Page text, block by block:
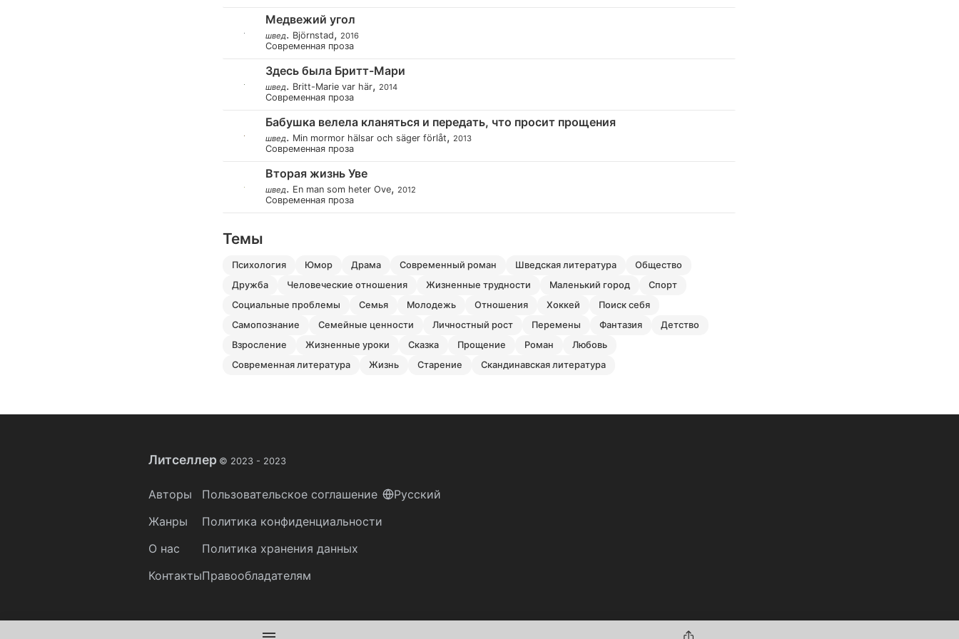
Медвежий угол
швед. Björnstad, 2016
Современная проза
Здесь была Бритт-Мари
швед. Britt-Marie var här, 2014
Современная проза
Бабушка велела кланяться и передать, что просит прощения
швед. Min mormor hälsar och säger förlåt, 2013
Современная проза
Вторая жизнь Уве
швед. En man som heter Ove, 2012
Современная проза
Темы
психология юмор драма современный роман шведская литература
общество
дружба
человеческие отношения жизненные трудности маленький город
спорт
социальные проблемы
семья молодежь отношения хоккей
поиск себя
самопознание
семейные ценности личностный рост перемены фантазия
детство
взросление
жизненные уроки сказка прощение роман
любовь
современная литература
жизнь старение скандинавская литература
Литселлер © 2023 - 2023
Авторы
Жанры
О нас
Контакты
Пользовательское соглашение
Политика конфиденциальности
Политика хранения данных
Правообладателям
Русский